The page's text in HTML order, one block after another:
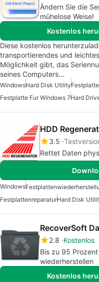
Ändern Sie die
mühelose Weise!
Kostenlos
Diese kostenlos
transportierendes und
Möglichkeit gibt, das
seines Computers…
WindowsHard Disk Utility
Festplatte Fur Windows 7Hard
HDD
3.5
Rettet Daten
Windows
FestplattenreparaturHard Disk
RecoverSoft
2.8 Kostenlos
Bis zu 95
wiederherstellen
Kostenlos